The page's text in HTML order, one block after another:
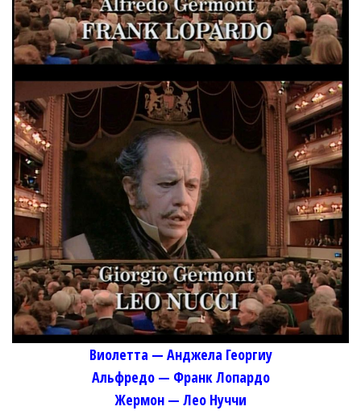
Виолетта — Анджела Георгиу
Альфредо — Франк Лопардо
Жермон — Лео Нуччи